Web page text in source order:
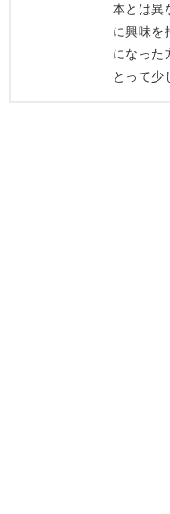
本とは異
に興味を
になった
とって少